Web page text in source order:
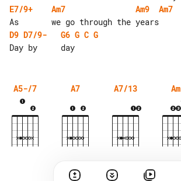
E7/9+
Am7 Am9
Am7
D9 D7/9- G6 G C G
A5-/7 A7 A7/13 Am